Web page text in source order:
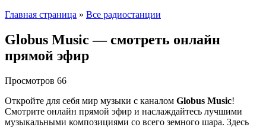
Главная страница » Все радиостанции
Globus Music — смотреть онлайн
прямой эфир
Просмотров 66
Откройте для себя мир музыки с каналом Globus Music!
Смотрите онлайн прямой эфир и наслаждайтесь лучшими
музыкальными композициями со всего земного шара. Здесь